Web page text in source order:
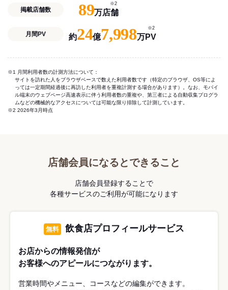
掲載店舗数 89万店舗
※2
月間PV 約24億7,998万PV
※2
※1 月間利用者数の計測方法について：
サイトを訪れた人をブラウザベースで数えた利用者数です（特定のブラウザ、OS等によ
っては一定期間経過後に再訪した利用者を重複計測する場合があります）。なお、モバイ
ル端末のウェブページ高速表示に伴う利用者数の重複や、第三者による自動収集プログラ
ムなどの機械的なアクセスについては可能な限り排除して計測しています。
※2 2026年3月時点
店舗会員になるとできること
店舗会員登録することで
各種サービスのご利用が可能になります
無料 飲食店プロフィールサービス
お店からの情報発信が
お客様へのアピールにつながります。
営業時間やメニュー、コースなどの編集ができます。